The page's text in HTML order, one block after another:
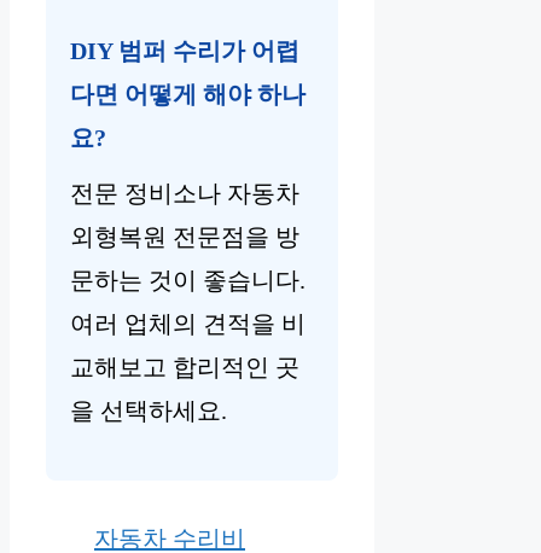
DIY 범퍼 수리가 어렵
다면 어떻게 해야 하나
요?
전문 정비소나 자동차
외형복원 전문점을 방
문하는 것이 좋습니다.
여러 업체의 견적을 비
교해보고 합리적인 곳
을 선택하세요.
자동차 수리비